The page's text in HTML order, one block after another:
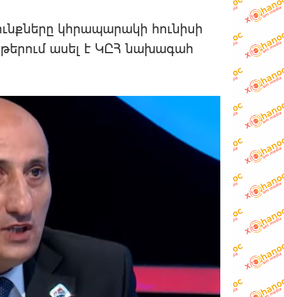
կհրապարակի հունիսի
ասել է ԿԸՀ նախագահ